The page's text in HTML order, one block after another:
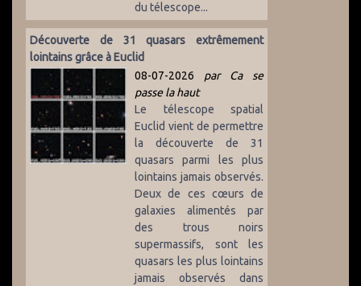
du télescope...
Découverte de 31 quasars extrêmement
lointains grâce à Euclid
08-07-2026 par Ca se
passe la haut
Le télescope spatial
Euclid vient de permettre
la découverte de 31
quasars parmi les plus
lointains jamais observés.
Deux de ces cœurs de
galaxies alimentés par
des trous noirs
supermassifs, sont les
quasars les plus lointains
jamais observés dans